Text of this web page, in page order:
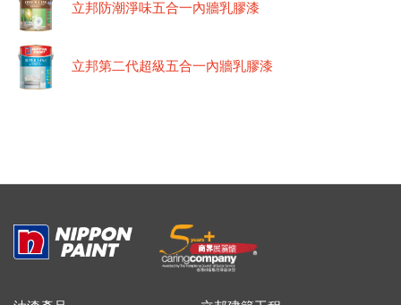
立邦防潮淨味五合一內牆乳膠漆
立邦第二代超級五合一內牆乳膠漆